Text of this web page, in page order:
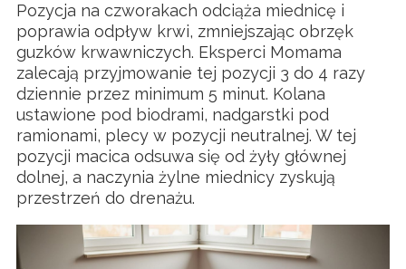
Pozycja na czworakach odciąża miednicę i
poprawia odpływ krwi, zmniejszając obrzęk
guzków krwawniczych. Eksperci Momama
zalecają przyjmowanie tej pozycji 3 do 4 razy
dziennie przez minimum 5 minut. Kolana
ustawione pod biodrami, nadgarstki pod
ramionami, plecy w pozycji neutralnej. W tej
pozycji macica odsuwa się od żyły głównej
dolnej, a naczynia żylne miednicy zyskują
przestrzeń do drenażu.